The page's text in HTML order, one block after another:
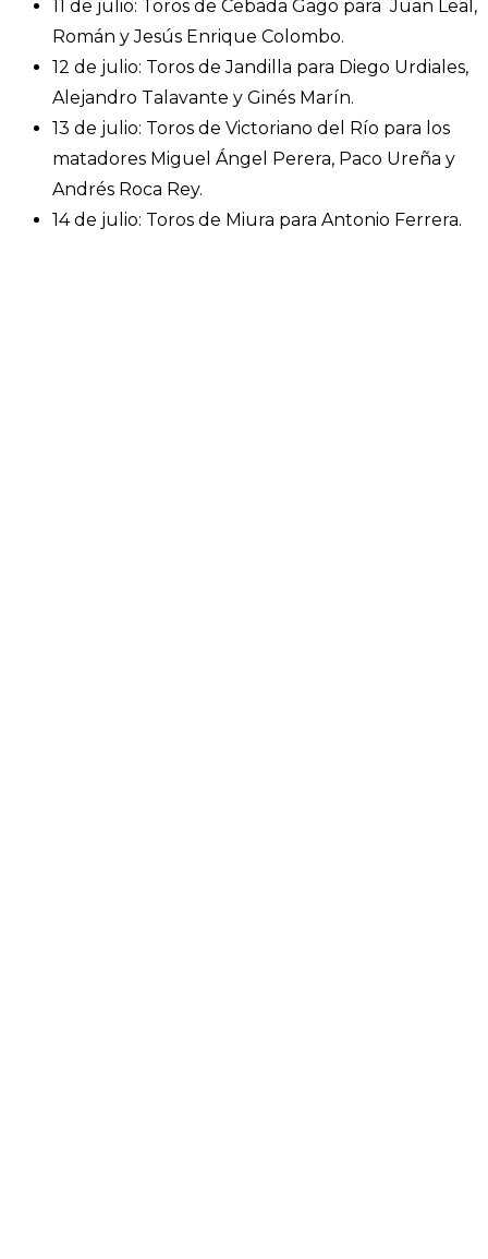
11 de julio: Toros de Cebada Gago para Juan Leal,
Román y Jesús Enrique Colombo.
12 de julio: Toros de Jandilla para Diego Urdiales,
Alejandro Talavante y Ginés Marín.
13 de julio: Toros de Victoriano del Río para los
matadores Miguel Ángel Perera, Paco Ureña y
Andrés Roca Rey.
14 de julio: Toros de Miura para Antonio Ferrera.